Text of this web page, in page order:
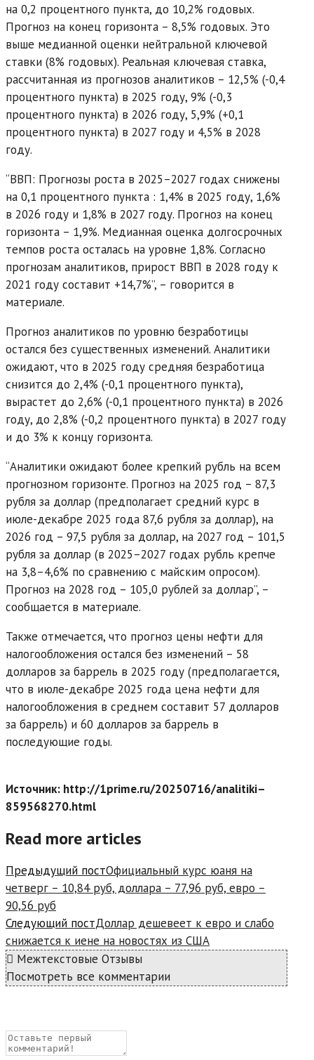
на 0,2 процентного пункта, до 10,2% годовых.
Прогноз на конец горизонта – 8,5% годовых. Это
выше медианной оценки нейтральной ключевой
ставки (8% годовых). Реальная ключевая ставка,
рассчитанная из прогнозов аналитиков – 12,5% (-0,4
процентного пункта) в 2025 году, 9% (-0,3
процентного пункта) в 2026 году, 5,9% (+0,1
процентного пункта) в 2027 году и 4,5% в 2028
году.
“ВВП: Прогнозы роста в 2025–2027 годах снижены
на 0,1 процентного пункта : 1,4% в 2025 году, 1,6%
в 2026 году и 1,8% в 2027 году. Прогноз на конец
горизонта – 1,9%. Медианная оценка долгосрочных
темпов роста осталась на уровне 1,8%. Согласно
прогнозам аналитиков, прирост ВВП в 2028 году к
2021 году составит +14,7%”, – говорится в
материале.
Прогноз аналитиков по уровню безработицы
остался без существенных изменений. Аналитики
ожидают, что в 2025 году средняя безработица
снизится до 2,4% (-0,1 процентного пункта),
вырастет до 2,6% (-0,1 процентного пункта) в 2026
году, до 2,8% (-0,2 процентного пункта) в 2027 году
и до 3% к концу горизонта.
“Аналитики ожидают более крепкий рубль на всем
прогнозном горизонте. Прогноз на 2025 год – 87,3
рубля за доллар (предполагает средний курс в
июле-декабре 2025 года 87,6 рубля за доллар), на
2026 год – 97,5 рубля за доллар, на 2027 год – 101,5
рубля за доллар (в 2025–2027 годах рубль крепче
на 3,8–4,6% по сравнению с майским опросом).
Прогноз на 2028 год – 105,0 рублей за доллар”, –
сообщается в материале.
Также отмечается, что прогноз цены нефти для
налогообложения остался без изменений – 58
долларов за баррель в 2025 году (предполагается,
что в июле-декабре 2025 года цена нефти для
налогообложения в среднем составит 57 долларов
за баррель) и 60 долларов за баррель в
последующие годы.
Источник: http://1prime.ru/20250716/analitiki–
859568270.html
Read more articles
Предыдущий постОфициальный курс юаня на
четверг – 10,84 руб, доллара – 77,96 руб, евро –
90,56 руб
Следующий постДоллар дешевеет к евро и слабо
снижается к иене на новостях из США
Межтекстовые Отзывы
Посмотреть все комментарии